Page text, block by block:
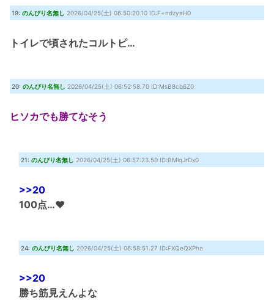
19: のんびり名無し 2026/04/25(土) 06:50:20.10 ID:F+ndzyaH0
トイレで頃されたコルトピ…
20: のんびり名無し 2026/04/25(土) 06:52:58.70 ID:MsB8cb6Z0
ヒソカでも勝てなそう
21: のんびり名無し 2026/04/25(土) 06:57:23.50 ID:BMlqJrDx0
>>20
100点…❤
24: のんびり名無し 2026/04/25(土) 06:58:51.27 ID:FXQeQXPha
>>20
勝ち筋見えんよな